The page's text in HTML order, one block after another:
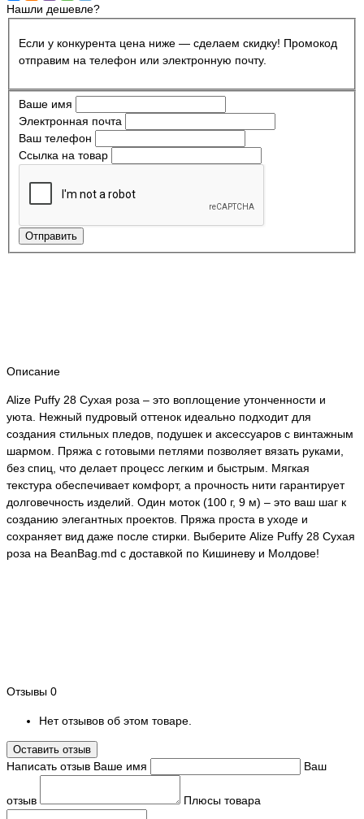
Нашли дешевле?
Если у конкурента цена ниже — сделаем скидку! Промокод
отправим на телефон или электронную почту.
Ваше имя
Электронная почта
Ваш телефон
Ссылка на товар
Отправить
Описание
Alize Puffy 28 Сухая роза – это воплощение утонченности и
уюта. Нежный пудровый оттенок идеально подходит для
создания стильных пледов, подушек и аксессуаров с винтажным
шармом. Пряжа с готовыми петлями позволяет вязать руками,
без спиц, что делает процесс легким и быстрым. Мягкая
текстура обеспечивает комфорт, а прочность нити гарантирует
долговечность изделий. Один моток (100 г, 9 м) – это ваш шаг к
созданию элегантных проектов. Пряжа проста в уходе и
сохраняет вид даже после стирки. Выберите Alize Puffy 28 Сухая
роза на BeanBag.md с доставкой по Кишиневу и Молдове!
Отзывы 0
Нет отзывов об этом товаре.
Оставить отзыв
Написать отзыв Ваше имя Ваш
отзыв Плюсы товара